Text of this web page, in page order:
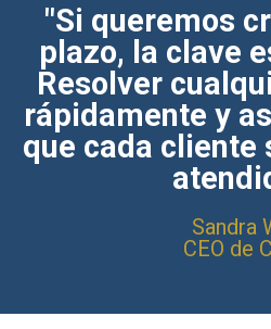
"Si queremos
plazo, la clave
Resolver
rápidamente y
que cada cliente
Sandra
CEO de